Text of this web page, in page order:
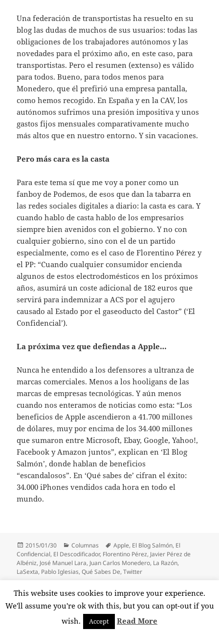
Una federación de transportistas ha resuelto en su
blog las dudas de muchos de sus usuarios: todas las
obligaciones de los trabajadores autónomos y las
novedades para el próximo año, en este caso, para
transportistas. Pero el resumen (extenso) es válido
para todos. Bueno, para todos menos para
Monedero, que él prefirió una empresa pantalla,
como hemos recogido. En España y en la CAV, los
autónomos sufrimos una presión impositiva y unos
gastos fijos mensuales comparativamente mucho
más altos que en nuestro entorno. Y sin vacaciones.
Pero más cara es la casta
Para este tema sí que me voy a poner como un
fanboy de Podemos, de esos que dan la tabarra en
las redes sociales digitales a diario: la casta es cara. Y
cuando hablo de casta hablo de los empresarios
siempre bien avenidos con el gobierno. Y no con
cualquier gobierno, sino con el de un partido
especialmente, como es el caso de Florentino Pérez y
el PP: “Cuando cualquier consumidor encienda
algunos de estos electrodomésticos en los próximos
años, asumirá un coste adicional de 182 euros que
servirá para indemnizar a ACS por el agujero
causado al Estado por el gaseoducto del Castor” (‘El
Confidencial’).
La próxima vez que defiendas a Apple…
Nunca he entendido a los defensores a ultranza de
marcas comerciales. Menos a los hooligans de las
marcas de empresas tecnológicas. Y aún menos
cuando nos enteramos de noticias como esta: “Los
beneficios de Apple ascendieron a 41.700 millones
de dólares, muy por encima de los 34.400 millones
que sumaron entre Microsoft, Ebay, Google, Yahoo!,
Facebook y Amazon juntos”, explican en ‘El Blog
Salmón’, donde hablan de beneficios
“escandalosos”. En ‘Qué sabes de’ cifran el éxito:
34.000 iPhones vendidos cada hora en todo el
mundo.
Publicado
el
2015/01/30 Categorías
Columnas Etiquetas
Apple, El Blog Salmón, El
Confidencial, El Descodificador, Florentino Pérez, Javier Pérez de
Albéniz, José Manuel Lara, Juan Carlos Monedero, La Razón,
LaSexta, Pablo Iglesias,Qué Sabes De,Twitter
Paginación
de
PÁGINA1
Funciona gracias a WordPress
This website uses cookies to improve your experience.
We'll assume you're ok with this, but you can opt-out if you
wish.
Accept Read More